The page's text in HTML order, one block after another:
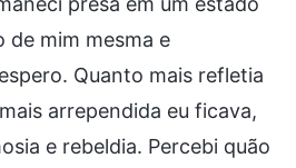
de mim mesma e
Quanto mais refletia
arrependida eu ficava,
e rebeldia. Percebi quão